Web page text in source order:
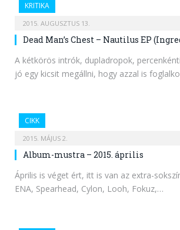
KRITIKA
2015. AUGUSZTUS 13.
Dead Man’s Chest – Nautilus EP
A kétkörös intrók, dupladropok,
jó egy kicsit megállni, hogy azzal is
CIKK
2015. MÁJUS 2.
Album-mustra – 2015. április
Április is véget ért, itt is van az extra-
ENA, Spearhead, Cylon, Looh, Fokuz,…